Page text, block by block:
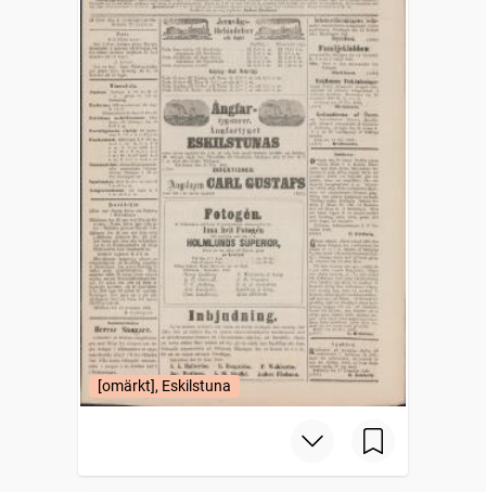
[omärkt], Eskilstuna